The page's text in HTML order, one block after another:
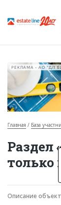
Горячие
База
РЕКЛАМА • АО "ДП
Главная База
Раздел
только
Описание